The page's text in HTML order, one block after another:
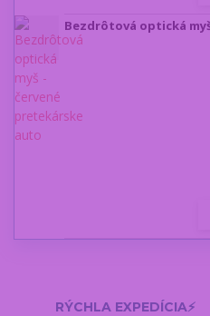
Bezdrôtová optická
RÝCHLA EXPEDÍCIA⚡